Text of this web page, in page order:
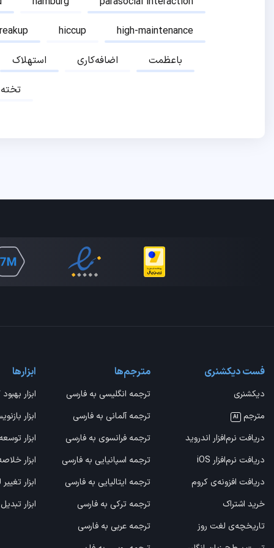
hiccup
high-maintenance
استهلاک
اضافه‌کاری
باعظمت
فست دیکشنری
دیکشنری
مترجم
AI
دریافت نرم‌افزار اندروید
دریافت نرم‌افزار iOS
دریافت افزونه‌ی کروم
خرید اشتراک
تاریخچه‌ی لغت روز
مترجم‌ها
ترجمه انگلیسی به فارسی
ترجمه آلمانی به فارسی
ترجمه فرانسوی به فارسی
ترجمه اسپانیایی به فارسی
ترجمه ایتالیایی به فارسی
ترجمه ترکی به فارسی
ترجمه عربی به فارسی
ابزارها
ابزار
ابزار
ابزار
ابزار
ابزار
ابزار